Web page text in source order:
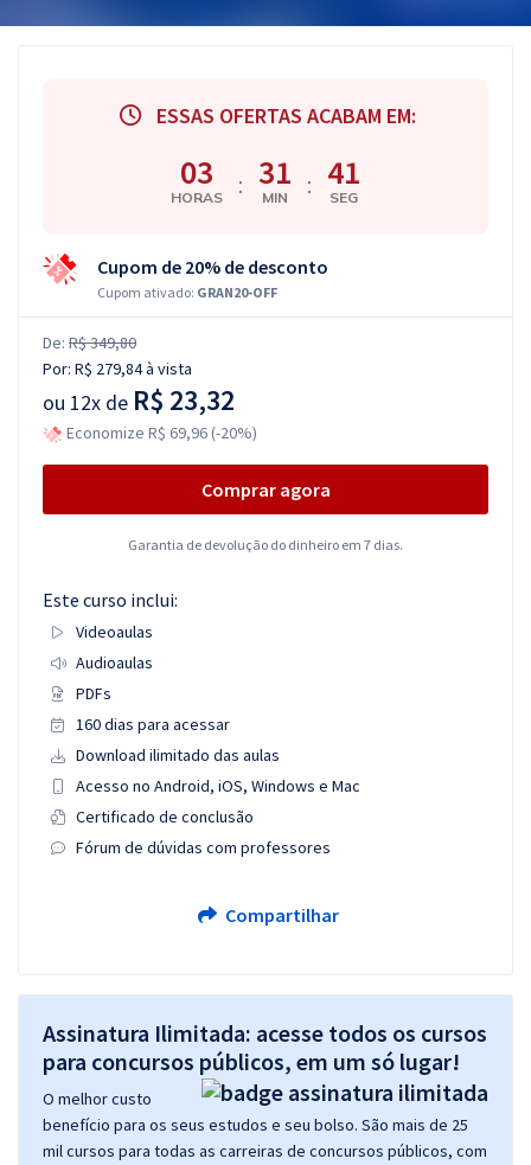
ESSAS OFERTAS ACABAM EM:
03
HORAS : 31
MIN : 40
SEG
Cupom de 20% de desconto
Cupom ativado: GRAN20-OFF
De: R$ 349,80
Por: R$ 279,84à vista
ou 12x de R$ 23,32
Economize R$ 69,96 (-20%)
Comprar agora
Garantia de devolução do dinheiro em 7 dias.
Este curso inclui:
Videoaulas
Audioaulas
PDFs
160 dias para acessar
Download ilimitado das aulas
Acesso no Android, iOS, Windows e Mac
Certificado de conclusão
Fórum de dúvidas com professores
Compartilhar
Assinatura Ilimitada: acesse todos os cursos
para concursos públicos, em um só lugar!
O melhor custo
benefício para os seus estudos e seu bolso. São mais de 25
mil cursos para todas as carreiras de concursos públicos, com